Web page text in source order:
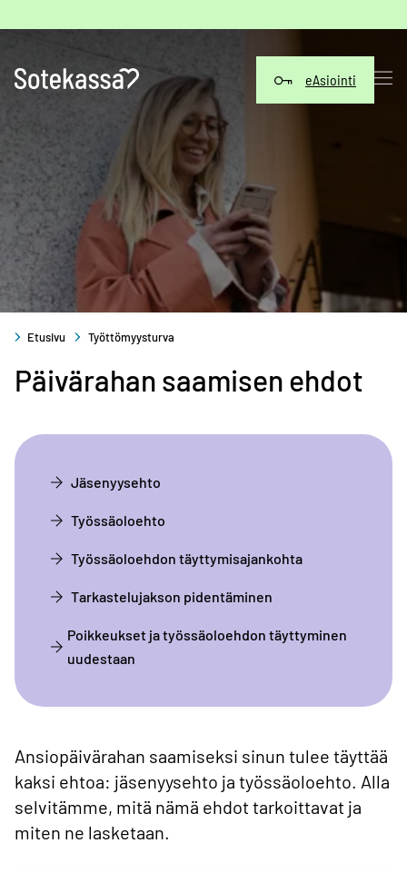
eAsiointi
Päivärahan saamisen ehdot
Etusivu Työttömyysturva
Jäsenyysehto
Työssäoloehto
Työssäoloehdon täyttymisajankohta
Tarkastelujakson pidentäminen
Poikkeukset ja työssäoloehdon täyttyminen
uudestaan
Ansiopäivärahan saamiseksi sinun tulee täyttää
kaksi ehtoa: jäsenyysehto ja työssäoloehto. Alla
selvitämme, mitä nämä ehdot tarkoittavat ja
miten ne lasketaan.